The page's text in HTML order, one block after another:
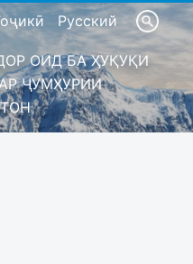
Русский
ОИД БА ҲУҚУҚИ
ҶУМҲУРИИ